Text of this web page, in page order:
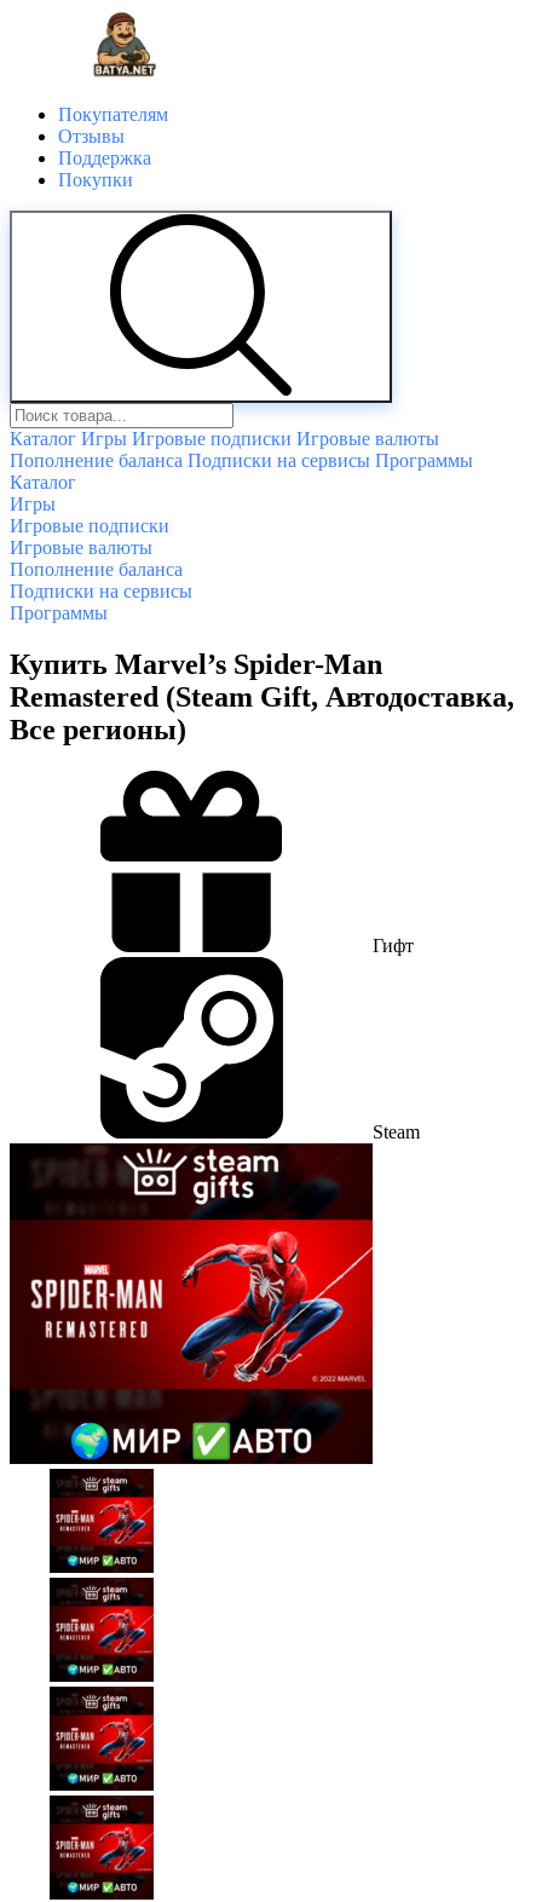
Покупателям
Отзывы
Поддержка
Покупки
Каталог Игры Игровые подписки Игровые валюты
Пополнение баланса Подписки на сервисы Программы
Каталог
Игры
Игровые подписки
Игровые валюты
Пополнение баланса
Подписки на сервисы
Программы
Купить Marvel’s Spider-Man
Remastered (Steam Gift, Автодоставка,
Все регионы)
Гифт
Steam